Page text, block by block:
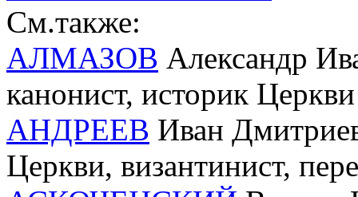
См.также:
АЛМАЗОВ Александр
канонист, историк Церкви
АНДРЕЕВ Иван
Церкви, византинист,